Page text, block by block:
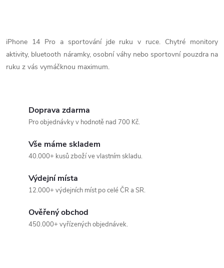
v
l
iPhone 14 Pro a sportování jde ruku v ruce. Chytré monitory
aktivity, bluetooth náramky, osobní váhy nebo sportovní pouzdra na
ruku z vás vymáčknou maximum.
Doprava zdarma
Pro objednávky v hodnotě nad 700 Kč.
Vše máme skladem
40.000+ kusů zboží ve vlastním skladu.
Výdejní místa
12.000+ výdejních míst po celé ČR a SR.
Ověřený obchod
450.000+ vyřízených objednávek.